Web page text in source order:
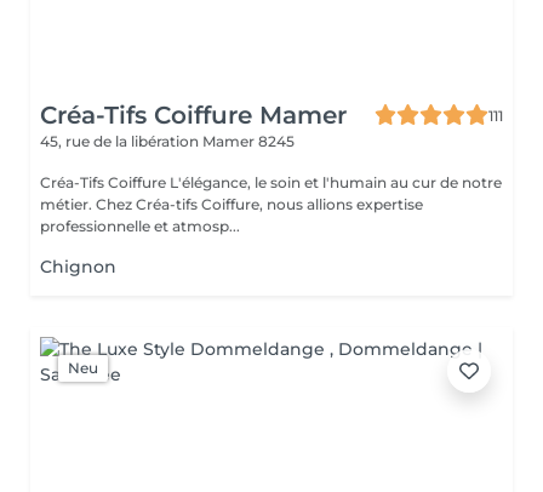
Créa-Tifs Coiffure Mamer
111
45, rue de la libération Mamer 8245
Créa-Tifs Coiffure L'élégance, le soin et l'humain au cur de notre
métier. Chez Créa-tifs Coiffure, nous allions expertise
professionnelle et atmosp...
Chignon
Neu